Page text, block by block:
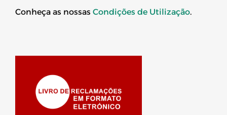
Conheça as nossas Condições de Utilização.